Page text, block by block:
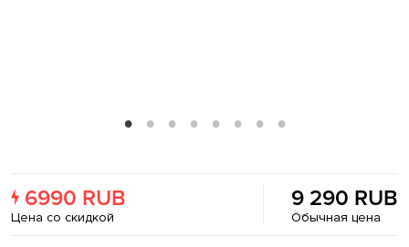
6990 RUB
Цена со скидкой
9 290 RUB
Обычная цена